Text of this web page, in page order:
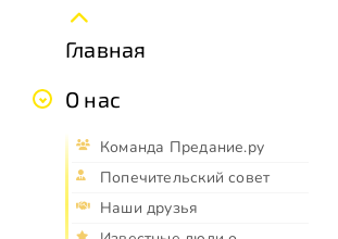
Главная
О нас
Команда Предание.ру
Попечительский совет
Наши друзья